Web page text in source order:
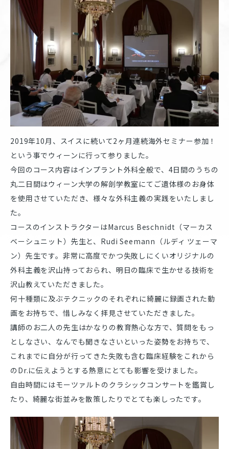
2019年10月、スイスに続いて2ヶ月連続海外セミナー参加！
という事でウィーンに行って参りました。
今回のコース内容はインプラント外科全般で、4日間のうちの
丸二日間はウィーン大学の解剖学教室にてご遺体様のお身体
を使用させていただき、様々な外科主義の実践をいたしまし
た。
コースのインストラクターはMarcus Beschnidt（マーカス
ベーシュニット）先生と、Rudi Seemann（ルディ ツェーマ
ン）先生です。非常に高度でかつ失敗しにくいオリジナルの
外科主義を沢山持っておられ、明日の臨床で生かせる技術を
沢山教えていただきました。
何十種類に及ぶテクニックのそれぞれに綺麗に録画された動
画をお持ちで、惜しみなく拝見させていただきました。
講師のお二人の先生はかなりの教育熱心な方で、質問をもっ
としなさい、なんでも聞きなさいといった姿勢をお持ちで、
これまでに自分が行ってきた失敗も含む臨床経験をこれから
のDr.に伝えようとする熱意にとても影響を受けました。
自由時間にはモーツァルトのクラシックコンサートを鑑賞し
たり、綺麗な街並みを散策したりでとても楽しったです。